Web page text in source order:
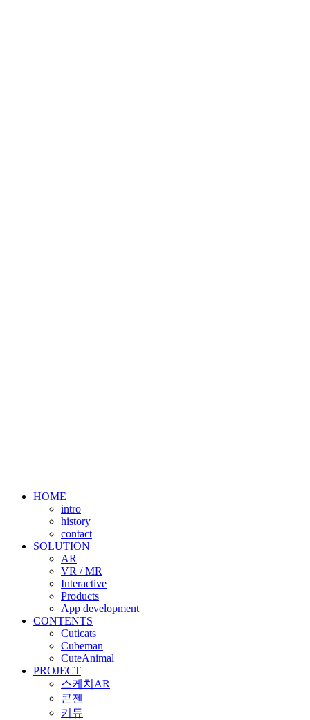
HOME
intro
history
contact
SOLUTION
AR
VR / MR
Interactive
Products
App development
CONTENTS
Cuticats
Cubeman
CuteAnimal
PROJECT
스케치AR
콘젠
키듀